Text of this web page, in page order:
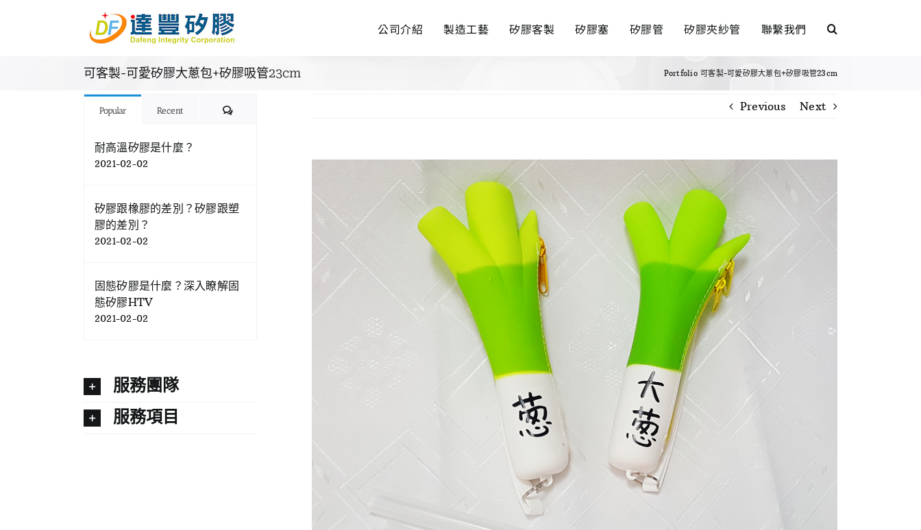
公司介紹 製造工藝 矽膠客製 矽膠塞 矽膠管 矽膠夾紗管 聯繫我們
可客製-可愛矽膠大蔥包+矽膠吸管23cm Portfolio 可客製-可愛矽膠大蔥包+矽膠吸管23cm
Previous Next
Image
Popular Recent Comments
耐高溫矽膠是什麼？
2021-02-02
矽膠跟橡膠的差別？矽膠跟塑
膠的差別？
2021-02-02
固態矽膠是什麼？深入瞭解固
態矽膠HTV
2021-02-02
服務團隊
服務項目